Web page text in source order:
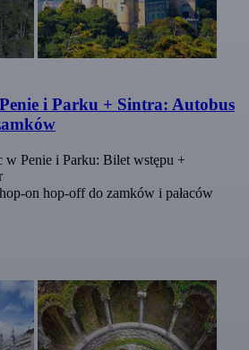
i Parku + Sintra: Autobus
w Penie i Parku: Bilet wstępu +
on hop-off do zamków i pałaców